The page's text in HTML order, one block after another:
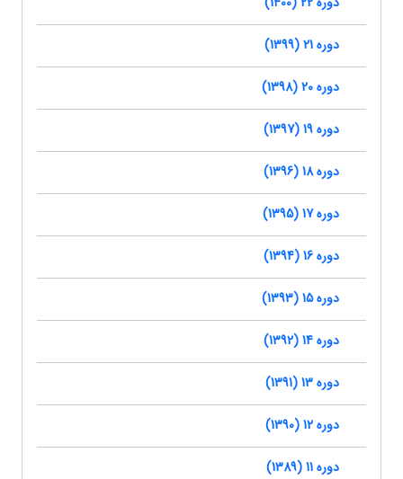
دوره 21 (1399)
دوره 20 (1398)
دوره 19 (1397)
دوره 18 (1396)
دوره 17 (1395)
دوره 16 (1394)
دوره 15 (1393)
دوره 14 (1392)
دوره 13 (1391)
دوره 12 (1390)
دوره 11 (1389)